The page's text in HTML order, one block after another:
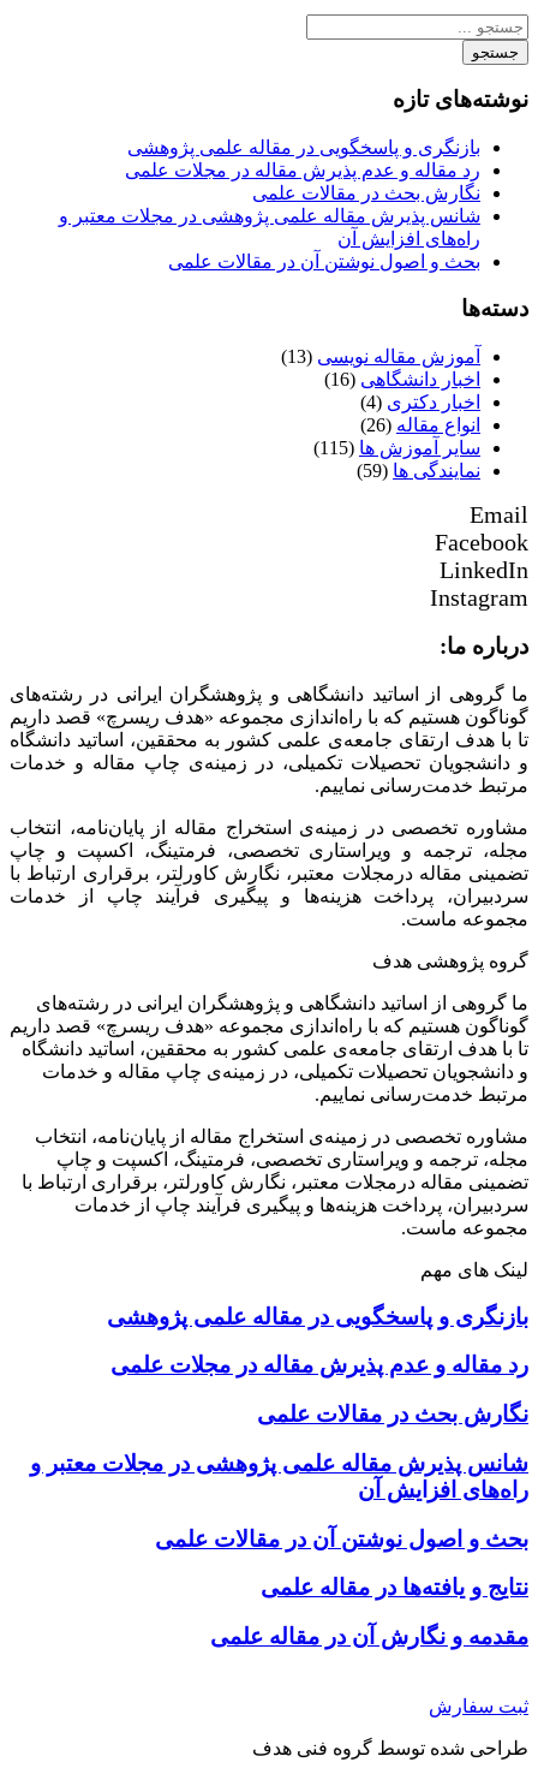
جستجو
نوشته‌های تازه
بازنگری و پاسخگویی در مقاله علمی پژوهشی
رد مقاله و عدم پذیرش مقاله در مجلات علمی
نگارش بحث در مقالات علمی
شانس پذیرش مقاله علمی پژوهشی در مجلات معتبر و
راه‌های افزایش آن
بحث و اصول نوشتن آن در مقالات علمی
دسته‌ها
آموزش مقاله نویسی (13)
اخبار دانشگاهی (16)
اخبار دکتری (4)
انواع مقاله (26)
سایر آموزش ها (115)
نمایندگی ها (59)
Email
Facebook
LinkedIn
Instagram
درباره ما:
ما گروهی از اساتید دانشگاهی و پژوهشگران ایرانی در رشته‌های
گوناگون هستیم که با راه‌اندازی مجموعه «هدف ریسرچ» قصد داریم
تا با هدف ارتقای جامعه‌ی علمی کشور به محققین، اساتید دانشگاه
و دانشجویان تحصیلات تکمیلی، در زمینه‌ی چاپ مقاله و خدمات
مرتبط خدمت‌رسانی نماییم.
مشاوره تخصصی در زمینه‌ی استخراج مقاله از پایان‌نامه، انتخاب
مجله، ترجمه و ویراستاری تخصصی، فرمتینگ، اکسپت و چاپ
تضمینی مقاله درمجلات معتبر، نگارش کاورلتر، برقراری ارتباط با
سردبیران، پرداخت هزینه‌ها و پیگیری فرآیند چاپ از خدمات
مجموعه ماست.
گروه پژوهشی هدف
ما گروهی از اساتید دانشگاهی و پژوهشگران ایرانی در رشته‌های
گوناگون هستیم که با راه‌اندازی مجموعه «هدف ریسرچ» قصد داریم
تا با هدف ارتقای جامعه‌ی علمی کشور به محققین، اساتید دانشگاه
و دانشجویان تحصیلات تکمیلی، در زمینه‌ی چاپ مقاله و خدمات
مرتبط خدمت‌رسانی نماییم.
مشاوره تخصصی در زمینه‌ی استخراج مقاله از پایان‌نامه، انتخاب
مجله، ترجمه و ویراستاری تخصصی، فرمتینگ، اکسپت و چاپ
تضمینی مقاله درمجلات معتبر، نگارش کاورلتر، برقراری ارتباط با
سردبیران، پرداخت هزینه‌ها و پیگیری فرآیند چاپ از خدمات
مجموعه ماست.
لینک های مهم
بازنگری و پاسخگویی در مقاله علمی پژوهشی
رد مقاله و عدم پذیرش مقاله در مجلات علمی
نگارش بحث در مقالات علمی
شانس پذیرش مقاله علمی پژوهشی در مجلات معتبر و
راه‌های افزایش آن
بحث و اصول نوشتن آن در مقالات علمی
نتایج و یافته‌ها در مقاله علمی
مقدمه و نگارش آن در مقاله علمی
ثبت سفارش
طراحی شده توسط گروه فنی هدف